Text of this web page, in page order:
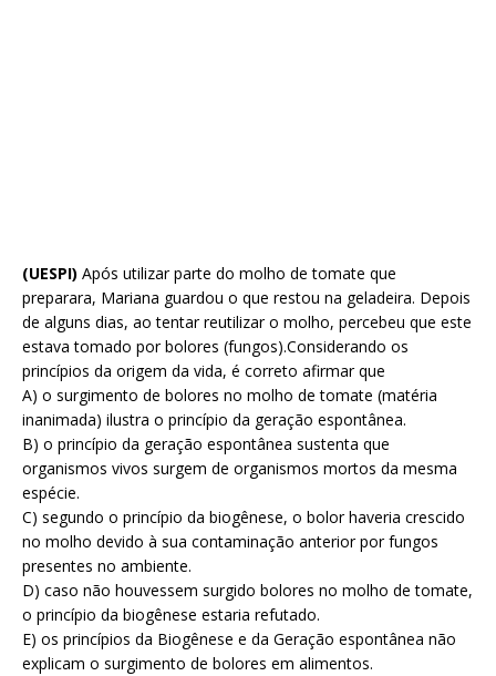
(UESPI) Após utilizar parte do molho de tomate que
preparara, Mariana guardou o que restou na geladeira. Depois
de alguns dias, ao tentar reutilizar o molho, percebeu que este
estava tomado porbolores (fungos).Considerando os
princípios da origem da vida, é correto afirmar que
A) o surgimento de bolores no molho de tomate (matéria
inanimada) ilustra o princípio da geração espontânea.
B) o princípio da geração espontânea sustenta que
organismos vivos surgem de organismos mortos da mesma
espécie.
C) segundo o princípio da biogênese, o bolor haveria crescido
no molho devido à sua contaminação anterior por fungos
presentes no ambiente.
D) caso não houvessem surgido bolores no molho de tomate,
o princípio da biogênese estaria refutado.
E) os princípios da Biogênese e da Geração espontânea não
explicam o surgimento de bolores em alimentos.